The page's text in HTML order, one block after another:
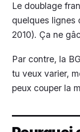
Le doublage
quelques lignes
2010). Ça ne
Par contre, la
tu veux varier,
peux couper la